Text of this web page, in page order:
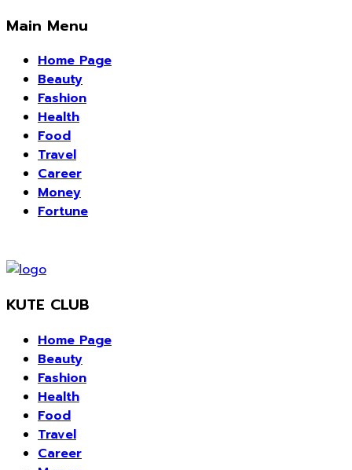
Main Menu
Home Page
Beauty
Fashion
Health
Food
Travel
Career
Money
Fortune
KUTE CLUB
Home Page
Beauty
Fashion
Health
Food
Travel
Career